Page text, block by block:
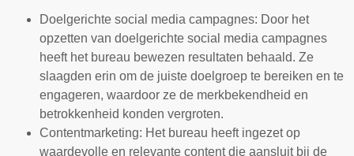
Doelgerichte social media campagnes: Door het
opzetten van doelgerichte social media campagnes
heeft het bureau bewezen resultaten behaald. Ze
slaagden erin om de juiste doelgroep te bereiken en te
engageren, waardoor ze de merkbekendheid en
betrokkenheid konden vergroten.
Contentmarketing: Het bureau heeft ingezet op
waardevolle en relevante content die aansluit bij de